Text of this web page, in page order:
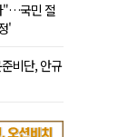
"…국민 절
'
비단, 안규